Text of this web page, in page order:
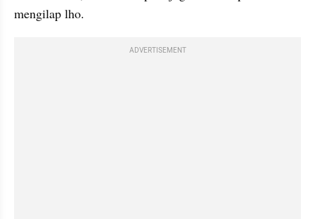
mengilap lho.
ADVERTISEMENT